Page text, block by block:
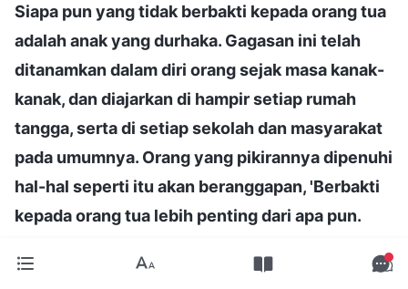
Siapa pun yang tidak berbakti kepada orang tua
adalah anak yang durhaka. Gagasan ini telah
ditanamkan dalam diri orang sejak masa kanak-
kanak, dan diajarkan di hampir setiap rumah
tangga, serta di setiap sekolah dan masyarakat
pada umumnya. Orang yang pikirannya dipenuhi
hal-hal seperti itu akan beranggapan, 'Berbakti
kepada orang tua lebih penting dari apa pun.
orang yang baik—aku akan menjadi anak yang